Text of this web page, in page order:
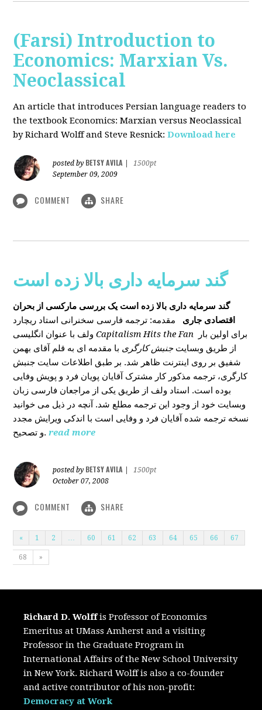
(Farsi) Introduction to
Economics: Marxian Vs.
Neoclassical
An article that introduces Persian language readers to
the textbook Economics: Marxian versus Neoclassical
by Richard Wolff and Steve Resnick:Download here
posted by BETSY AVILA
1500pt
September 09, 2009
COMMENT SHARE
گند سرمایه داری بالا زده است
گند سرمایه داری بالا زده است یک بررسی مارکسی از بحران
اقتصادی جاری
مقدمه: ترجمه فارسی سخنرانی استاد ریچارد
ولف با عنوان انگلیسیCapitalism Hits the Fan
از طریق وبسایتجنبش کارگری با مقدمه ای به قلم آقای بهمن
شفیق بر روی اینترنت ظاهر شد. بر طبق اطلاعات سایت جنبش
کارگری، ترجمه مذکور کار مشترک آقایان پویان فرد و پویش وفایی
بوده است. استاد ولف از طریق یکی از مراجعان فارسی زبان
وبسایت خود از وجود این ترجمه مطلع شد. آنچه در ذیل می خوانید
نسخه ترجمه شده آقایان فرد و وفایی است با اندکی ویرایش مجدد
و تصحیح. read more
posted by BETSY AVILA
1500pt
October 07, 2008
COMMENT SHARE
« 1 2 60 61 62 63 64 65 66 67
68 »
Richard D. Wolffis Professor of Economics
Emeritus at UMass Amherst and a visiting
Professor in the Graduate Program in
International Affairs of the New School University
in New York. Richard Wolff is also a co-founder
and active contributor of his non-profit:
Democracy at Work